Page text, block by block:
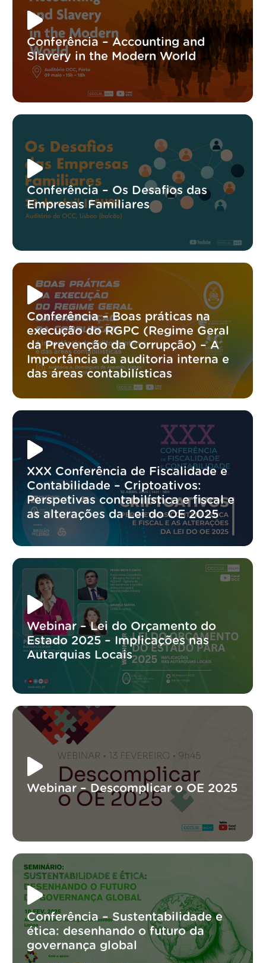
Conferência – Accounting and
Slavery in the Modern World
Conferência – Os Desafios das
Empresas Familiares
Conferência – Boas práticas na
execução do RGPC (Regime Geral
da Prevenção da Corrupção) – A
Importância da auditoria interna e
das áreas contabilísticas
XXX Conferência de Fiscalidade e
Contabilidade – Criptoativos:
Perspetivas contabilística e fiscal e
as alterações da Lei do OE 2025
Webinar – Lei do Orçamento do
Estado 2025 – Implicações nas
Autarquias Locais
Webinar – Descomplicar o OE 2025
Conferência – Sustentabilidade e
ética: desenhando o futuro da
governança global